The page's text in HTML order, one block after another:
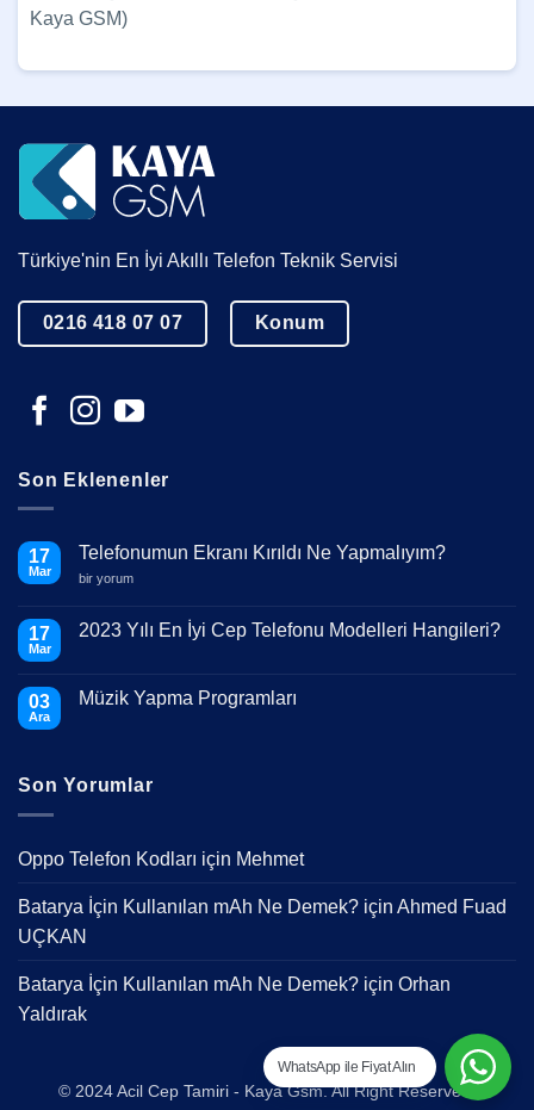
Kaya GSM)
Türkiye'nin En İyi Akıllı Telefon Teknik Servisi
0216 418 07 07 Konum
Son Eklenenler
17
Mar
Telefonumun Ekranı Kırıldı Ne Yapmalıyım?
Telefonumun
Ne
Yapmalıyım?
bir yorum
17
Mar
2023 Yılı En İyi Cep Telefonu Modelleri Hangileri?
Yılı
Modelleri
Hangileri?
03
Ara
Müzik Yapma Programları
Programları
Son Yorumlar
Oppo Telefon Kodları için Mehmet
Batarya İçin Kullanılan mAh Ne Demek? için Ahmed Fuad
UÇKAN
Batarya İçin Kullanılan mAh Ne Demek? için Orhan
Yaldırak
© 2024 Acil Cep Tamiri - Kaya Gsm. All Right Reserved.
WhatsApp ile Fiyat Alın